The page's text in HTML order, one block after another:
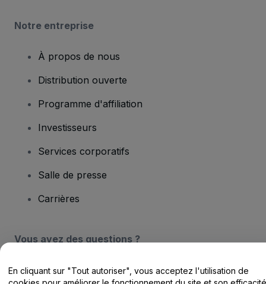
Notre entreprise
À propos de nous
Distribution ouverte
Programme d'affiliation
Investisseurs
Services corporatifs
Salle de presse
Carrières
Vous avez des questions ?
Centre d'assistance / Nous contacter
En cliquant sur "Tout autoriser", vous acceptez l'utilisation de